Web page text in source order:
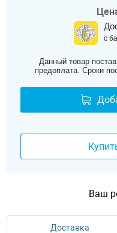
с
Данный товар
предоплата. Сроки
Ваш
Доставка